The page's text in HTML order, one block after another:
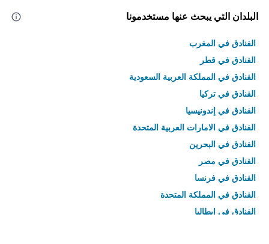
البلدان التي يبحث عنها مستخدمونا
الفنادق في المغرب
الفنادق في قطر
الفنادق في المملكة العربية السعودية
الفنادق في تركيا
الفنادق في إندونيسيا
الفنادق في الامارات العربية المتحدة
الفنادق في البحرين
الفنادق في مصر
الفنادق في فرنسا
الفنادق في المملكة المتحدة
الفنادق في إيطاليا